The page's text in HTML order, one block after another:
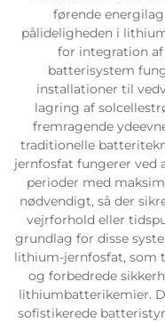
førende
pålideligheden i
for integration af
batterisystem
installationer til
lagring af
fremragende
traditionelle
jernfosfat fungerer ved
perioder med
nødvendigt, så der
vejrforhold eller
grundlag for disse
lithium-jernfosfat, som
og forbedrede
lithiumbatterikemier.
sofistikerede